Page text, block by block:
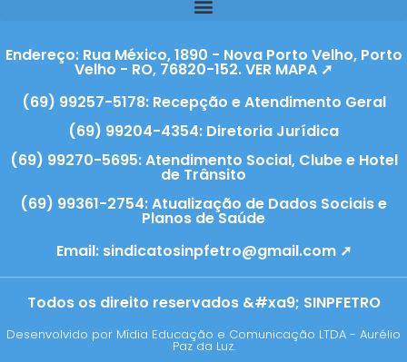
Endereço: Rua México, 1890 - Nova Porto Velho, Porto
Velho - RO, 76820-152. VER MAPA ➚
(69) 99257-5178: Recepção e Atendimento Geral
(69) 99204-4354: Diretoria Jurídica
(69) 99270-5695: Atendimento Social, Clube e Hotel
de Trânsito
(69) 99361-2754: Atualização de Dados Sociais e
Planos de Saúde
Email: sindicatosinpfetro@gmail.com ➚
Todos os direito reservados &#xa9; SINPFETRO
Desenvolvido por Mídia Educação e Comunicação LTDA - Aurélio
Paz da Luz.